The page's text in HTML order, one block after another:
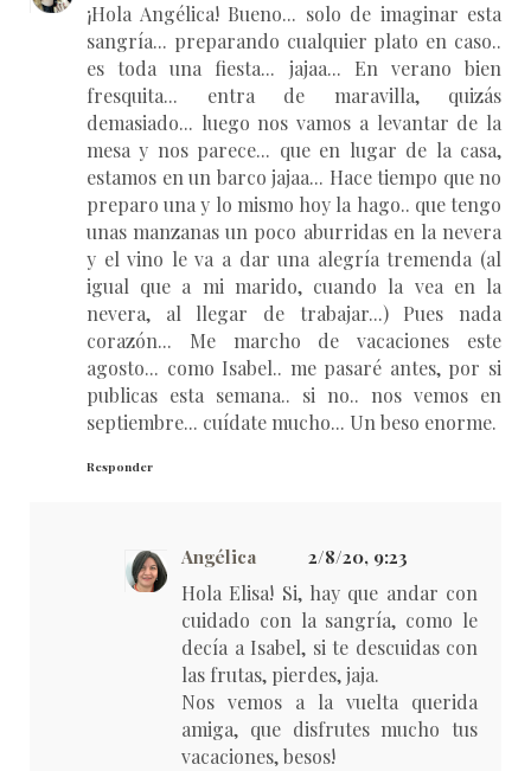
¡Hola Angélica! Bueno... solo de imaginar esta
sangría... preparando cualquier plato en caso..
es toda una fiesta... jajaa... En verano bien
fresquita... entra de maravilla, quizás
demasiado... luego nos vamos a levantar de la
mesa y nos parece... que en lugar de la casa,
estamos en un barco jajaa... Hace tiempo que no
preparo una y lo mismo hoy la hago.. que tengo
unas manzanas un poco aburridas en la nevera
y el vino le va a dar una alegría tremenda (al
igual que a mi marido, cuando la vea en la
nevera, al llegar de trabajar...) Pues nada
corazón... Me marcho de vacaciones este
agosto... como Isabel.. me pasaré antes, por si
publicas esta semana.. si no.. nos vemos en
septiembre... cuídate mucho... Un beso enorme.
Responder
Angélica 2/8/20, 9:23
Hola Elisa! Si, hay que andar con
cuidado con la sangría, como le
decía a Isabel, si te descuidas con
las frutas, pierdes, jaja.
Nos vemos a la vuelta querida
amiga, que disfrutes mucho tus
vacaciones, besos!